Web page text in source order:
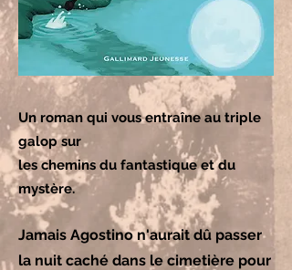
Un roman qui vous entraîne au triple
galop sur
les chemins du fantastique et du
mystère.
Jamais Agostino n'aurait dû passer
la nuit caché dans le cimetière pour